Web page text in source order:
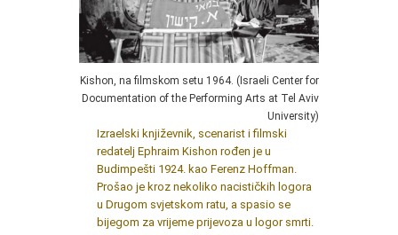
Kishon, na filmskom setu 1964. (Israeli Center for
Documentation of the Performing Arts at Tel Aviv
University)
Izraelski književnik, scenarist i filmski
redatelj Ephraim Kishon rođen je u
Budimpešti 1924. kao Ferenz Hoffman.
Prošao je kroz nekoliko nacističkih logora
u Drugom svjetskom ratu, a spasio se
bijegom za vrijeme prijevoza u logor smrti.